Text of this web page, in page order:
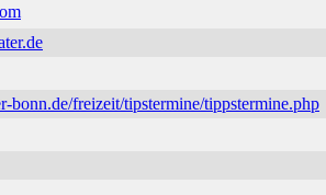
bonn.de/freizeit/tipstermine/tippstermine.php